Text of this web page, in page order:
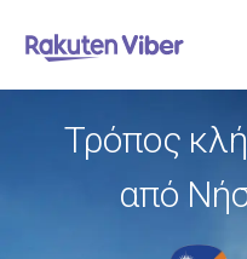
Τρόπος
από